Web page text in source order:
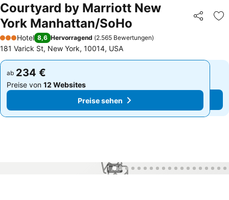
Courtyard by Marriott New
York Manhattan/SoHo
Teilen
3 Sterne
Hotel 8,6 Hervorragend (2.565 Bewertungen)
181 Varick St, New York, 10014, USA
ab 234 €
Preise von 12 Websites
Preise sehen
ab 234 €
Preise von 12 Websites
Preise sehen
1 / 58